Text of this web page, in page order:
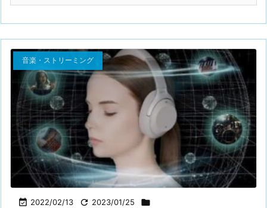
 2022/02/13  2023/01/25 
音楽・ストリーミング